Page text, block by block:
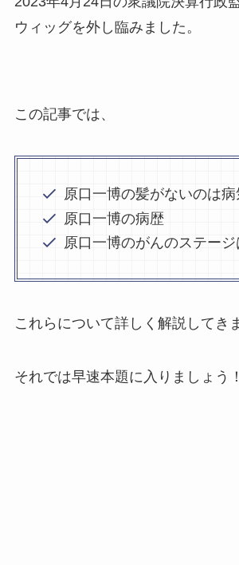
ウィッグを外し臨みました。
この記事では、
原口一博の髪がないのは病
原口一博の病歴
原口一博のがんのステージ
これらについて詳しく解説してき
それでは早速本題に入りましょう！